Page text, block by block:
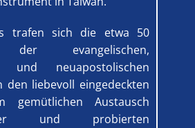
trafen sich die etwa 50
der evangelischen,
und neuapostolischen
den liebevoll eingedeckten
gemütlichen Austausch
und probierten